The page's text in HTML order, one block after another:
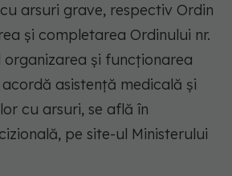
arsuri grave, respectiv Ordin
și completarea Ordinului nr.
organizarea și funcționarea
asistență medicală și
cu arsuri, se află în
pe site-ul Ministerului